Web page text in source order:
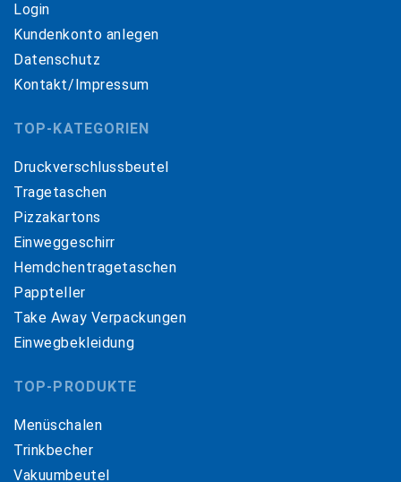
Login
Kundenkonto anlegen
Datenschutz
Kontakt/Impressum
TOP-KATEGORIEN
Druckverschlussbeutel
Tragetaschen
Pizzakartons
Einweggeschirr
Hemdchentragetaschen
Pappteller
Take Away Verpackungen
Einwegbekleidung
TOP-PRODUKTE
Menüschalen
Trinkbecher
Vakuumbeutel